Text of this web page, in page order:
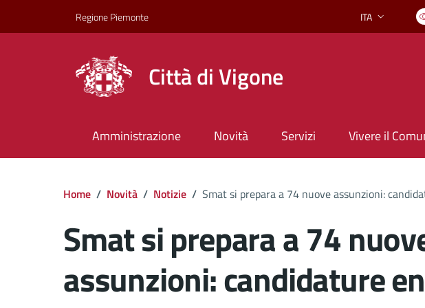
Regione Piemonte Lingua attiva:
ITA
Città di Vigone
Amministrazione Novità Servizi Vivere il
Home / Novità / Notizie / Smat si prepara a 74 nuove assunzioni:
Smat si prepara a 74
assunzioni: candidature